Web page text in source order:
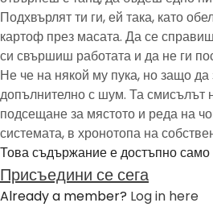
Подхвърлят ти ги, ей така, като
картоф през масата. Да се
си свършиш работата и да не ги
Не че на някой му пука, но защо
допълнително с шум. Та смисълът
подсещане за мястото и реда на
системата, в хронотопа на
Това съдържание е достъпно
Присъедини се сега
Already a member? Log in here